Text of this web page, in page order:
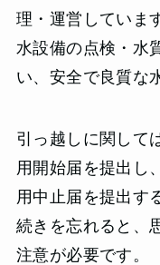
理・運営していま
水設備の点検・水
い、安全で良質な
引っ越しに関して
用開始届を提出し
用中止届を提出す
続きを忘れると、
注意が必要です。